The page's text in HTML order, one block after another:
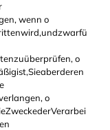
wenn o
o
o